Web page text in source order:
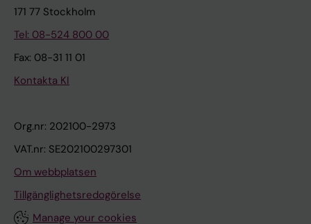
171 77 Stockholm
Tel: 08-524 800 00
Fax: 08-31 11 01
Kontakta KI
Org.nr: 202100-2973
VAT.nr: SE202100297301
Om webbplatsen
Tillgänglighetsredogörelse
Manage your cookies